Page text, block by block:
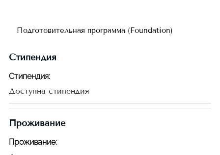
Подготовительная программа (Foundation)
Стипендия
Стипендия:
Доступна стипендия
Проживание
Проживание: